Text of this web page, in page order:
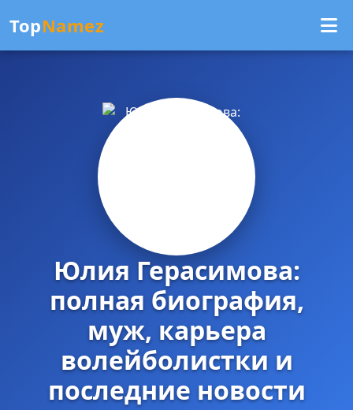
TopNamez
Юлия Герасимова:
полная биография,
муж, карьера
волейболистки и
последние новости